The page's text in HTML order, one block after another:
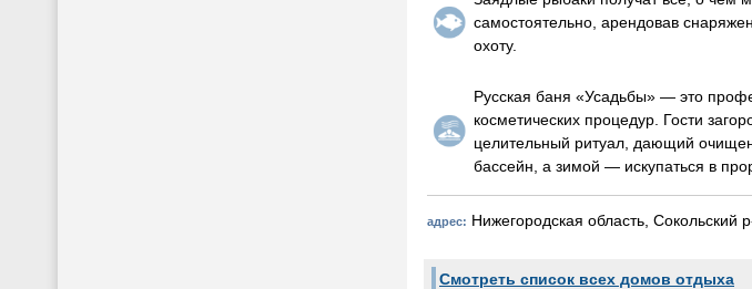
самостоятельно, арендовав
охоту.
Русская баня «Усадьбы» — это
косметических процедур. Гости
целительный ритуал, дающий
бассейн, а зимой — искупаться в
адрес: Нижегородская область, Сокольский
Смотреть список всех домов отдыха